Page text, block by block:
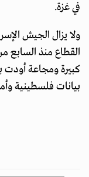
في غزة.
ولا يزال الجيش
القطاع منذ السابع
كبيرة ومجاعة أودت
بيانات فلسطينية